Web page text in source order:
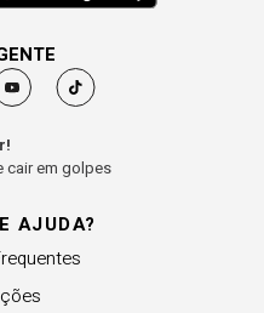
AJUDA?
cair em golpes